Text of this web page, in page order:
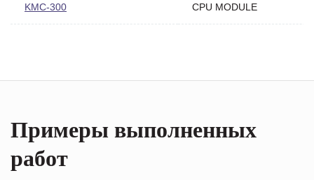
KMC-300 CPU MODULE
Примеры выполненных
работ